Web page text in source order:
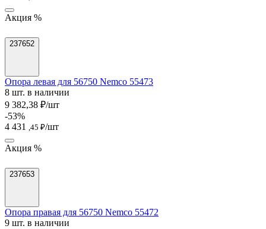
Акция %
237652
Опора левая для 56750 Nemco 55473
8 шт. в наличии
9 382,38 ₽/шт
-53%
4 431
,45 ₽/шт
Акция %
237653
Опора правая для 56750 Nemco 55472
9 шт. в наличии